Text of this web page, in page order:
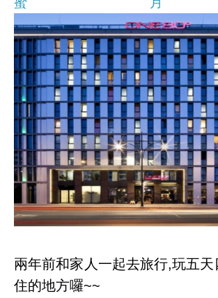
兩年前和家人一起去旅行,玩五
住的地方囉~~